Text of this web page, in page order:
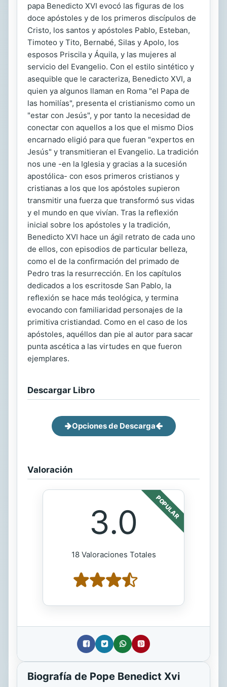
papa Benedicto XVI evocó las figuras de los
doce apóstoles y de los primeros discípulos de
Cristo, los santos y apóstoles Pablo, Esteban,
Timoteo y Tito, Bernabé, Silas y Apolo, los
esposos Priscila y Áquila, y las mujeres al
servicio del Evangelio. Con el estilo sintético y
asequible que le caracteriza, Benedicto XVI, a
quien ya algunos llaman en Roma "el Papa de
las homilías", presenta el cristianismo como un
"estar con Jesús", y por tanto la necesidad de
conectar con aquellos a los que el mismo Dios
encarnado eligió para que fueran "expertos en
Jesús" y transmitieran el Evangelio. La tradición
nos une -en la Iglesia y gracias a la sucesión
apostólica- con esos primeros cristianos y
cristianas a los que los apóstoles supieron
transmitir una fuerza que transformó sus vidas
y el mundo en que vivían. Tras la reflexión
inicial sobre los apóstoles y la tradición,
Benedicto XVI hace un ágil retrato de cada uno
de ellos, con episodios de particular belleza,
como el de la confirmación del primado de
Pedro tras la resurrección. En los capítulos
dedicados a los escritosde San Pablo, la
reflexión se hace más teológica, y termina
evocando con familiaridad personajes de la
primitiva cristiandad. Como en el caso de los
apóstoles, aquéllos dan pie al autor para sacar
punta ascética a las virtudes en que fueron
ejemplares.
Descargar Libro
Opciones de Descarga
Valoración
POPULAR
3.0
18 Valoraciones Totales
Biografía de Pope Benedict Xvi